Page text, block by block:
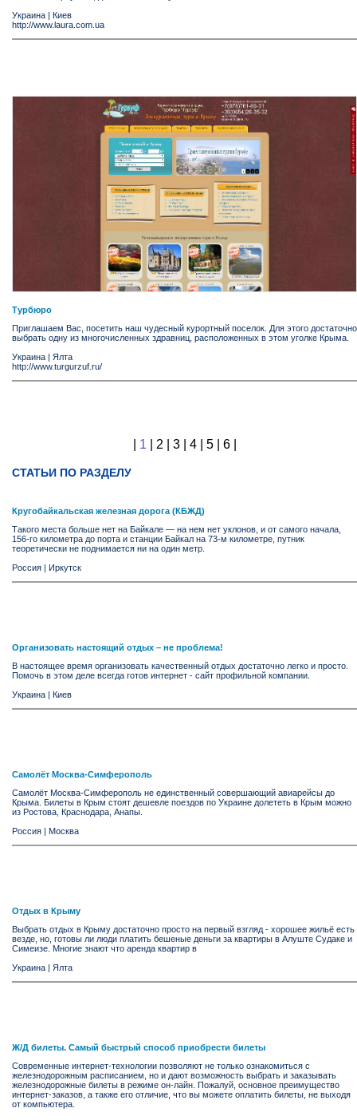
Украина | Киев
http://www.laura.com.ua
Турбюро
Приглашаем Вас, посетить наш чудесный курортный поселок. Для этого достаточно
выбрать одну из многочисленных здравниц, расположенных в этом уголке Крыма.
Украина
Ялта
http://www.turgurzuf.ru/
1| 2| 3| 4| 5| 6|
СТАТЬИ ПО РАЗДЕЛУ
Кругобайкальская железная дорога (КБЖД)
Такого места больше нет на Байкале — на нем нет уклонов, и от самого начала,
156-го километра до порта и станции Байкал на 73-м километре, путник
теоретически не поднимается ни на один метр.
Россия
Иркутск
Организовать настоящий отдых – не проблема!
В настоящее время организовать качественный отдых достаточно легко и просто.
Помочь в этом деле всегда готов интернет - сайт профильной компании.
Украина
Киев
Самолёт Москва-Симферополь
Самолёт Москва-Симферополь не единственный совершающий авиарейсы до
Крыма. Билеты в Крым стоят дешевле поездов по Украине долететь в Крым можно
из Ростова, Краснодара, Анапы.
Россия
Москва
Отдых в Крыму
Выбрать отдых в Крыму достаточно просто на первый взгляд - хорошее жильё есть
везде, но, готовы ли люди платить бешеные деньги за квартиры в Алуште Судаке и
Симеизе. Многие знают что аренда квартир в
Украина
Ялта
Ж/Д билеты. Самый быстрый способ приобрести билеты
Современные интернет-технологии позволяют не только ознакомиться с
железнодорожным расписанием, но и дают возможность выбрать и заказывать
железнодорожные билеты в режиме он-лайн. Пожалуй, основное преимущество
интернет-заказов, а также его отличие, что вы можете оплатить билеты, не выходя
от компьютера.